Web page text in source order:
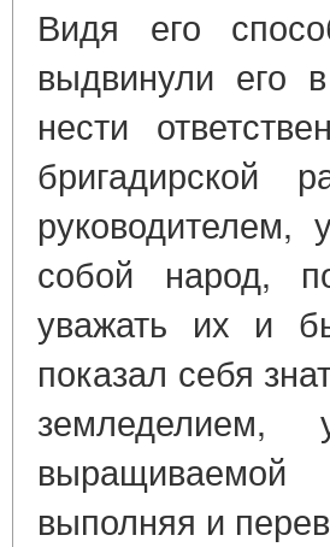
Видя его
выдвинули его
нести
бригадирской
собой народ,
уважать их и
показал себя
земледелием,
выращиваемой
выполняя и